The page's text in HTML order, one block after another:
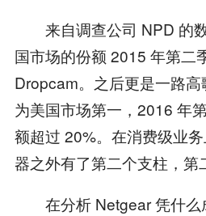
来自调查公司 NPD 的
国市场的份额 2015 年第二
Dropcam。之后更是一路
为美国市场第一，2016 年
额超过 20%。在消费级业
器之外有了第二个支柱，第
在分析 Netgear 凭什么